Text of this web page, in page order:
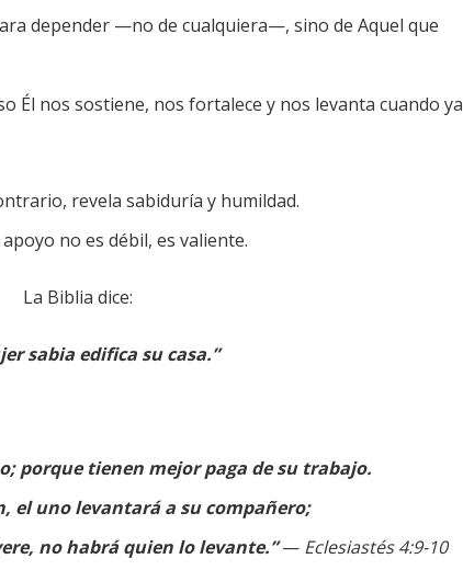
depender —no de cualquiera—, sino de Aquel que
Él nos sostiene, nos fortalece y nos levanta cuando ya
revela sabiduría y humildad.
no es débil, es valiente.
La Biblia dice:
sabia edifica su casa.”
porque tienen mejor paga de su trabajo.
el uno levantará a su compañero;
no habrá quien lo levante.”— Eclesiastés 4:9-10